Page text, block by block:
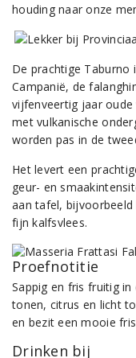
houding naar onze
De prachtige Taburno
Campanië, de
vijfenveertig jaar
met vulkanische
worden pas in de
Het levert een
geur- en
aan tafel,
fijn kalfsvlees.
Proefnotitie
Sappig en fris fruitig
tonen, citrus en licht
en bezit een mooie
Drinken bij